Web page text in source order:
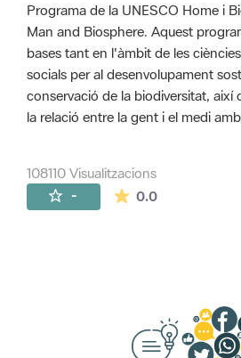
Programa de la UNESCO Home i
Man and Biosphere. Aquest
bases tant en l'àmbit de les
socials per al desenvolupament
conservació de la biodiversitat, així
la relació entre la gent i el medi
108110 Visualitzacions
- 0.0La mitjana de